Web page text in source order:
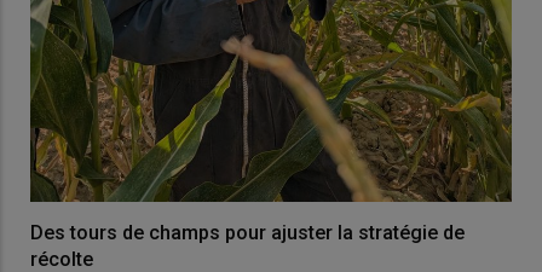
Des tours de champs pour ajuster la stratégie de
récolte